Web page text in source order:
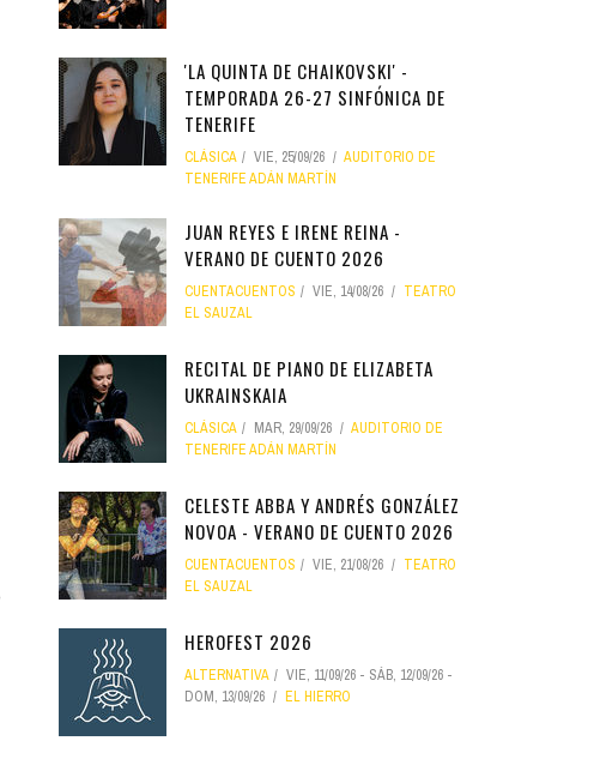
'LA QUINTA DE CHAIKOVSKI' -
TEMPORADA 26-27 SINFÓNICA DE
TENERIFE
CLÁSICA VIE, 25/09/26
AUDITORIO DE
TENERIFE ADÁN MARTÍN
JUAN REYES E IRENE REINA -
VERANO DE CUENTO 2026
CUENTACUENTOS VIE, 14/08/26
TEATRO
EL SAUZAL
RECITAL DE PIANO DE ELIZABETA
UKRAINSKAIA
CLÁSICA MAR, 29/09/26
AUDITORIO DE
TENERIFE ADÁN MARTÍN
CELESTE ABBA Y ANDRÉS GONZÁLEZ
NOVOA - VERANO DE CUENTO 2026
CUENTACUENTOS VIE, 21/08/26
TEATRO
EL SAUZAL
HEROFEST 2026
ALTERNATIVA VIE, 11/09/26 - SÁB, 12/09/26 -
DOM, 13/09/26
EL HIERRO